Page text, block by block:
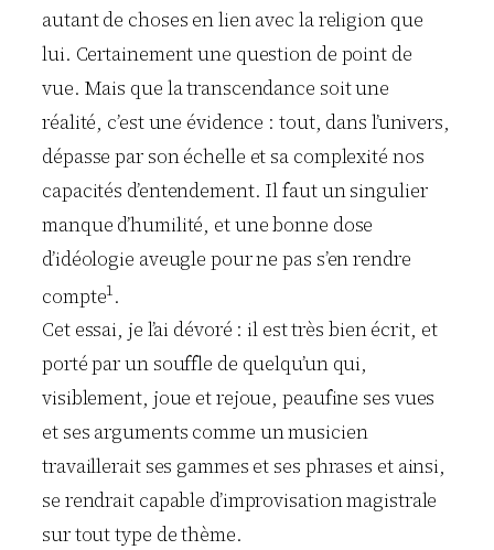
autant de choses en lien avec la religion que
lui. Certainement une question de point de
vue. Mais que la transcendance soit une
réalité, c’est une évidence : tout, dans l’univers,
dépasse par son échelle et sa complexité nos
capacités d’entendement. Il faut un singulier
manque d’humilité, et une bonne dose
d’idéologie aveugle pour ne pas s’en rendre
compte1.
Cet essai, je l’ai dévoré : il est très bien écrit, et
porté par un souffle de quelqu’un qui,
visiblement, joue et rejoue, peaufine ses vues
et ses arguments comme un musicien
travaillerait ses gammes et ses phrases et ainsi,
se rendrait capable d’improvisation magistrale
sur tout type de thème.